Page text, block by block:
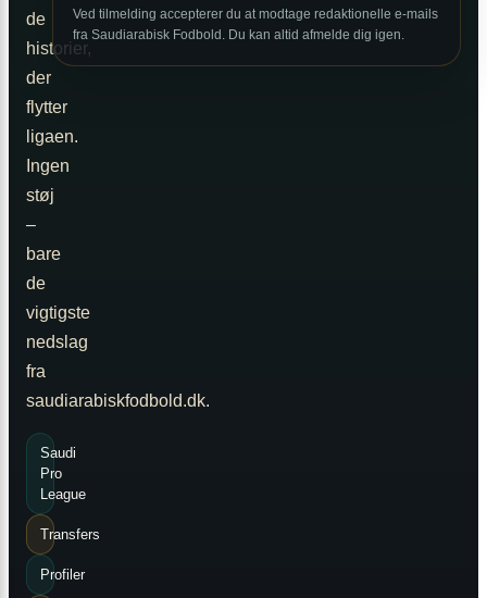
de
historier,
der
flytter
ligaen.
Ingen
støj
–
bare
de
vigtigste
nedslag
fra
saudiarabiskfodbold.dk.
Saudi
Pro
League
Transfers
Profiler
Ved tilmelding accepterer du at modtage redaktionelle e-mails
fra Saudiarabisk Fodbold. Du kan altid afmelde dig igen.